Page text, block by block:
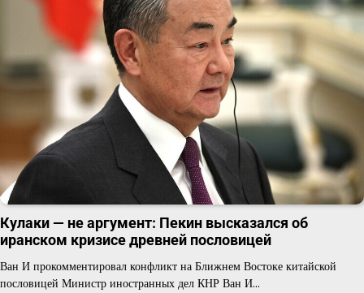
Кулаки — не аргумент: Пекин высказался об
иранском кризисе древней пословицей
Ван И прокомментировал конфликт на Ближнем Востоке китайской
пословицей Министр иностранных дел КНР Ван И…